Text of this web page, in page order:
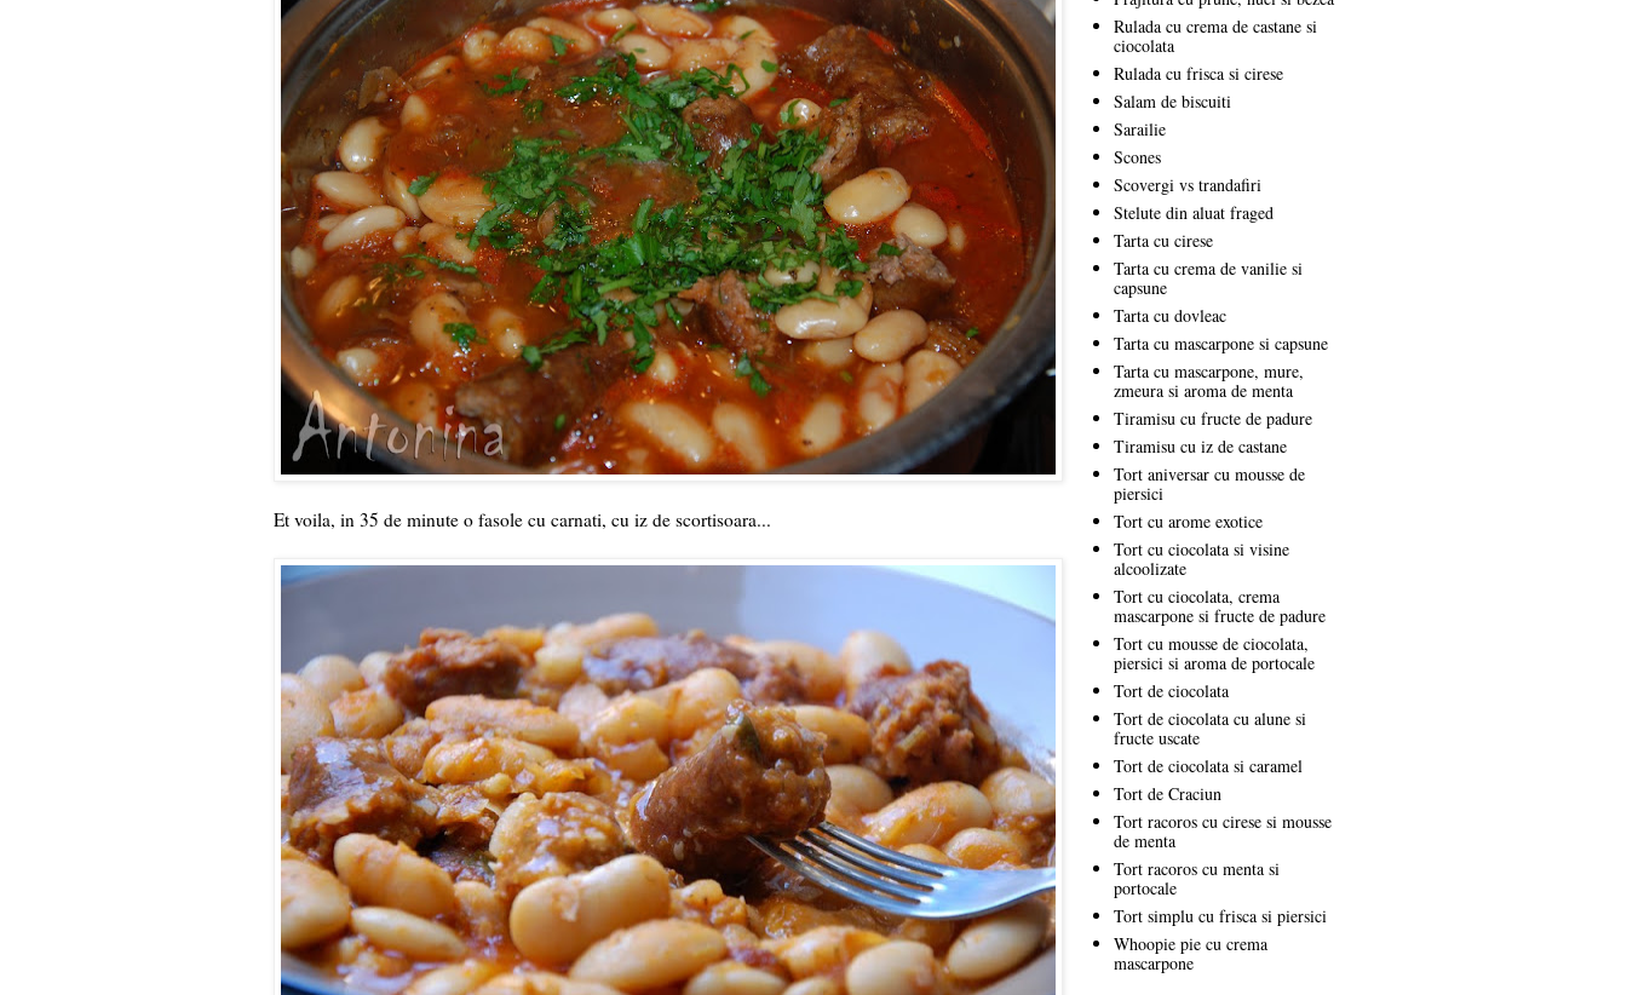
Et voila, in 35 de minute o fasole cu carnati, cu iz de scortisoara...
Rulada cu crema de castane si
ciocolata
Rulada cu frisca si cirese
Salam de biscuiti
Sarailie
Scones
Scovergi vs trandafiri
Stelute din aluat fraged
Tarta cu cirese
Tarta cu crema de vanilie si
capsune
Tarta cu dovleac
Tarta cu mascarpone si capsune
Tarta cu mascarpone, mure,
zmeura si aroma de menta
Tiramisu cu fructe de padure
Tiramisu cu iz de castane
Tort aniversar cu mousse de
piersici
Tort cu arome exotice
Tort cu ciocolata si visine
alcoolizate
Tort cu ciocolata, crema
mascarpone si fructe de padure
Tort cu mousse de ciocolata,
piersici si aroma de portocale
Tort de ciocolata
Tort de ciocolata cu alune si
fructe uscate
Tort de ciocolata si caramel
Tort de Craciun
Tort racoros cu cirese si mousse
de menta
Tort racoros cu menta si
portocale
Tort simplu cu frisca si piersici
Whoopie pie cu crema
mascarpone